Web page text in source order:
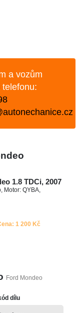
a vozům
1.8 TDCi, 2007
Motor: QYBA,
1 200 Kč
Ford Mondeo
dílu